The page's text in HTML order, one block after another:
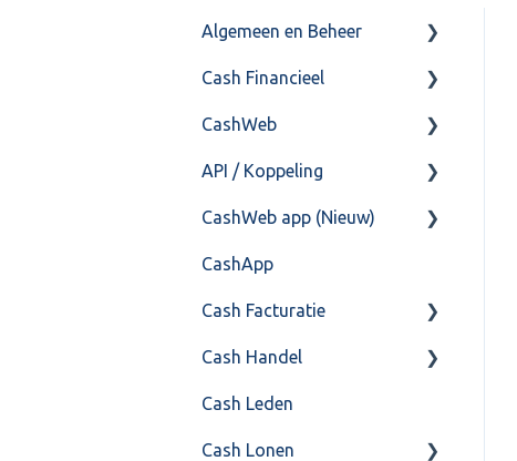
Algemeen en Beheer
Bank(koppeling)
Import/Export
Postbus
Training & Consultancy
Overig
Cash Financieel
Boekhoud
Fiscaal
Overig
CashWeb
CashHero Layout
Mailen vanuit CASHWeb
Algemeen gebruik
API / Koppeling
Algemeen
Api 3.0 (SOAP API)
API 4.0 (REST API)
CashWeb app (Nieuw)
Veel gestelde vragen
CashApp
Cash Facturatie
Factureren
Instellingen
Algemeen
Cash Handel
Inkoop
Verkoop
Cash Leden
Cash Lonen